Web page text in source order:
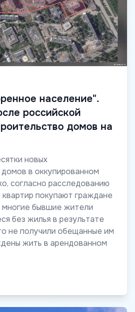
население".
российской
домов на
новых
в оккупированном
согласно расследованию
покупают граждане
бывшие жители
без жилья в результате
не получили обещанные им
жить в арендованном